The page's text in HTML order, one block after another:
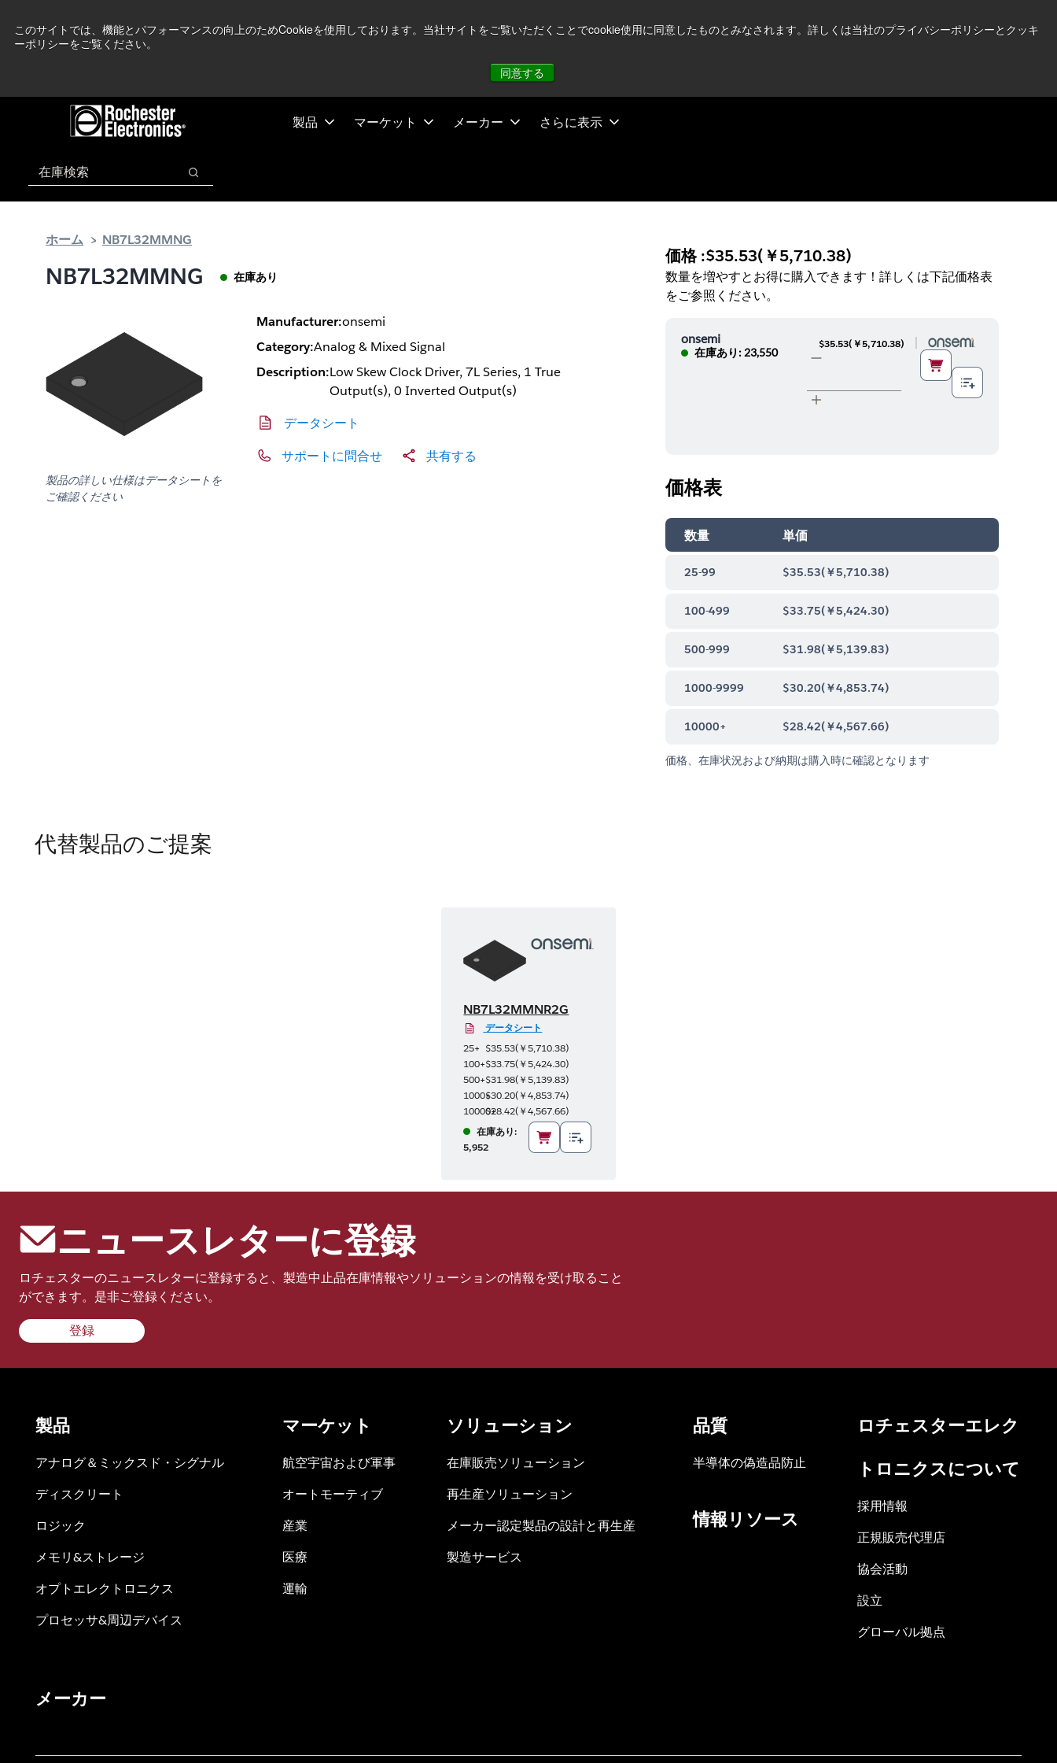
このサイトでは、機能とパフォーマンスの向上のためCookieを使用しております。当社サイトをご覧いただくことでcookie使用に同意したものとみなされます。詳しくは当社のプライバシーポリシーとクッキ
ーポリシーをご覧ください。
同意する
製品 マーケット メーカー さらに表示
検索
検索
ホーム NB7L32MMNG
NB7L32MMNG 在庫あり
製品の詳しい仕様はデータシートを
ご確認ください
Manufacturer:onsemi
Category:Analog & Mixed Signal
Description:Low Skew Clock Driver, 7L Series, 1 True
Output(s), 0 Inverted Output(s)
データシート
サポートに問合せ 共有する
価格 :$35.53(￥5,710.38)
数量を増やすとお得に購入できます！詳しくは下記価格表
をご参照ください。
onsemi
在庫あり: 23,550
$35.53( ￥5,710.38) |
価格表
数量 単価
25-99 $35.53(￥5,710.38)
100-499 $33.75(￥5,424.30)
500-999 $31.98(￥5,139.83)
1000-9999 $30.20(￥4,853.74)
10000+ $28.42(￥4,567.66)
価格、在庫状況および納期は購入時に確認となります
代替製品のご提案
NB7L32MMNR2G
データシート
25+ $35.53(￥5,710.38)
100+$33.75(￥5,424.30)
500+$31.98(￥5,139.83)
1000+$30.20(￥4,853.74)
10000+$28.42(￥4,567.66)
在庫あり:
5,952
ニュースレターに登録
ロチェスターのニュースレターに登録すると、製造中止品在庫情報やソリューションの情報を受け取ること
ができます。是非ご登録ください。
登録
製品
アナログ＆ミックスド・シグナル
ディスクリート
ロジック
メモリ&ストレージ
オプトエレクトロニクス
プロセッサ&周辺デバイス
マーケット
航空宇宙および軍事
オートモーティブ
産業
医療
運輸
ソリューション
在庫販売ソリューション
再生産ソリューション
メーカー認定製品の設計と再生産
製造サービス
品質
半導体の偽造品防止
情報リソース
ロチェスターエレク
トロニクスについて
採用情報
正規販売代理店
協会活動
設立
グローバル拠点
メーカー